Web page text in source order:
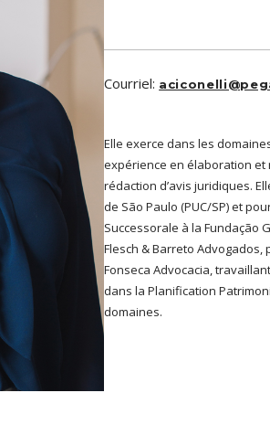
Courriel:
Elle exerce dans les
expérience en élaboration et
rédaction d’avis juridiques.
de São Paulo (PUC/SP) et
Successorale à la Fundação
Flesch & Barreto Advogados,
Fonseca Advocacia,
dans la Planification
domaines.